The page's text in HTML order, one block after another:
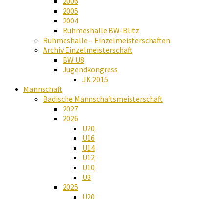
2005
2004
Ruhmeshalle BW-Blitz
Ruhmeshalle – Einzelmeisterschaften
Archiv Einzelmeisterschaft
BW U8
Jugendkongress
JK 2015
Mannschaft
Badische Mannschaftsmeisterschaft
2027
2026
U20
U16
U14
U12
U10
U8
2025
U20